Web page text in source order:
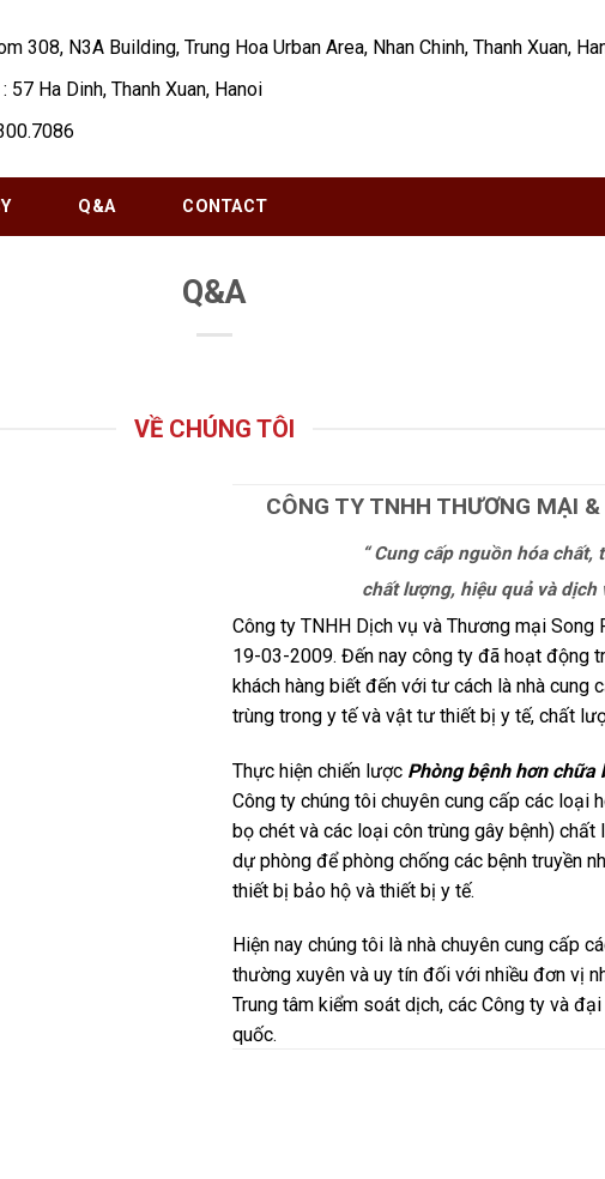
308, N3A Building, Trung Hoa Urban Area, Nhan Chinh, Thanh Xuan,
Ha Dinh, Thanh Xuan, Hanoi
Q&A CONTACT
Q&A
VỀ CHÚNG TÔI
CÔNG TY TNHH THƯƠNG MẠI
“ Cung cấp nguồn hóa chất,
chất lượng, hiệu quả và dịch
Công ty TNHH Dịch vụ và Thương mại
19-03-2009. Đến nay công ty đã hoạt động
khách hàng biết đến với tư cách là nhà cung
trùng trong y tế và vật tư thiết bị y tế, chất
Thực hiện chiến lược Phòng bệnh hơn chữa
Công ty chúng tôi chuyên cung cấp các loại
bọ chét và các loại côn trùng gây bệnh)
dự phòng để phòng chống các bệnh truyền
thiết bị bảo hộ và thiết bị y tế.
Hiện nay chúng tôi là nhà chuyên cung cấp
thường xuyên và uy tín đối với nhiều đơn vị
Trung tâm kiểm soát dịch, các Công ty và
quốc.